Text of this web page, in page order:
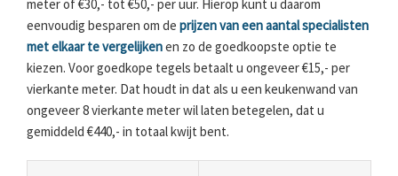
meter of €30,- tot €50,- per uur. Hierop kunt u daarom
eenvoudig besparen om de prijzen van een aantal specialisten
met elkaar te vergelijkenen zo de goedkoopste optie te
kiezen. Voor goedkope tegels betaalt u ongeveer €15,- per
vierkante meter. Dat houdt in dat als u een keukenwand van
ongeveer 8 vierkante meter wil laten betegelen, dat u
gemiddeld €440,- in totaal kwijt bent.